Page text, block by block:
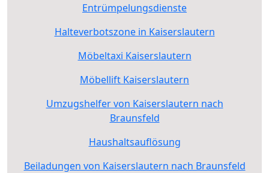
Entrümpelungsdienste
Halteverbotszone in Kaiserslautern
Möbeltaxi Kaiserslautern
Möbellift Kaiserslautern
Umzugshelfer von Kaiserslautern nach
Braunsfeld
Haushaltsauflösung
Beiladungen von Kaiserslautern nach Braunsfeld